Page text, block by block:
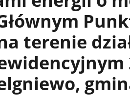
terenie